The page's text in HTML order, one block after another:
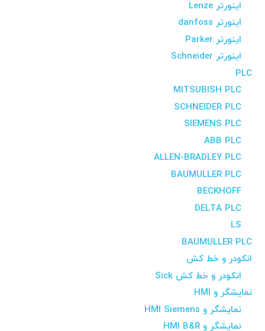
اینورتر Lenze
اینورتر danfoss
اینورتر Parker
اینورتر Schneider
PLC
MITSUBISH PLC
SCHNEIDER PLC
SIEMENS PLC
ABB PLC
ALLEN-BRADLEY PLC
BAUMULLER PLC
BECKHOFF
DELTA PLC
LS
BAUMULLER PLC
انکودر و خط کش
انکودر و خط کش Sick
نمایشگر و HMI
نمایشگر و HMI Siemens
نمایشگر و HMI B&R